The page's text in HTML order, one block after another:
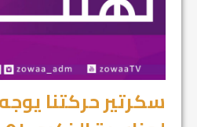
سكرتير حركتنا